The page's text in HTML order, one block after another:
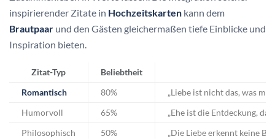
inspirierender Zitate in Hochzeitskarten kann dem
Brautpaar und den Gästen gleichermaßen tiefe Einblicke und
Inspiration bieten.
Zitat-Typ Beliebtheit
Romantisch 80% „Liebe ist nicht das, was
Humorvoll 65% „Ehe ist die Entdeckung,
Philosophisch 50% „Die Liebe erkennt keine